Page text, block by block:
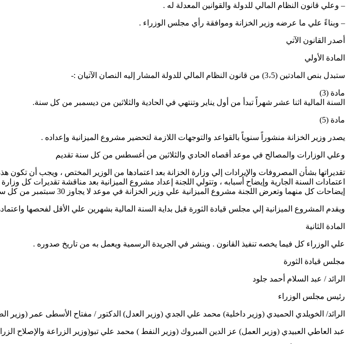
– وعلي قانون النظام المالي للدولة والقوانين المعدلة له .
– وبناءً علي ما عرضه وزير الخزانة وموافقة رأي مجلس الوزراء .
أصدر القانون الآتي
المادة الأولي
ستبدل بنص المادتين (3،5) من قانون النظام المالي للدولة المشار إليه النصان الآتيان :-
مادة (3)
السنة المالية اثنا عشر شهراً تبدأ من أول يناير وتنتهي في الحادية والثلاثين من ديسمبر من كل سنة.
مادة (5)
يصدر وزير الخزانة منشوراً سنوياً بالقواعد والتوجهات اللازمة لتحضير مشروع الميزانية وإعداده .
وعلي الوزارات والمصالح في موعد أقصاه الحادي والثلاثين من أغسطس من كل سنة تقديم
تقديراتها بشأن المصروفات والإيرادات إلي وزارة الخزانة بعد اعتمادها من الوزير المختص ، ويجب أن تكون
اعتمادات السنة الجارية وإيضاح أسبابه ، وتتولي اللجنة إعداد مشروع الميزانية بعد مناقشة تقديرات
إيضاحات كل منهما وتعرض اللجنة مشروع الميزانية علي وزير الخزانة في موعد لا يجاوز 30 سبتمبر من كل سنة .
ويقدم المشروع الميزانية إلي مجلس قيادة الثورة قبل بداية السنة المالية بشهرين علي الأقل لفحصها
المادة الثانية
علي الوزراء كل فيما يخصه تنفيذ القانون . وينشر في الجريدة الرسمية ويعمل به من تاريخ صدوره .
مجلس قيادة الثورة
الرائد / عبد السلام أحمد جلود
رئيس مجلس الوزراء
الرائد/ الخويلدي الحميدي (وزير داخلية) محمد علي الجدي (وزير العدل) الدكتور / مفتاح الأسطى عمر (وزير
عبد العاطي العبيدي (وزير العمل) عز الدين المبروك (وزير النفط ) محمد علي تبو(وزير الزراعة والإصلاح